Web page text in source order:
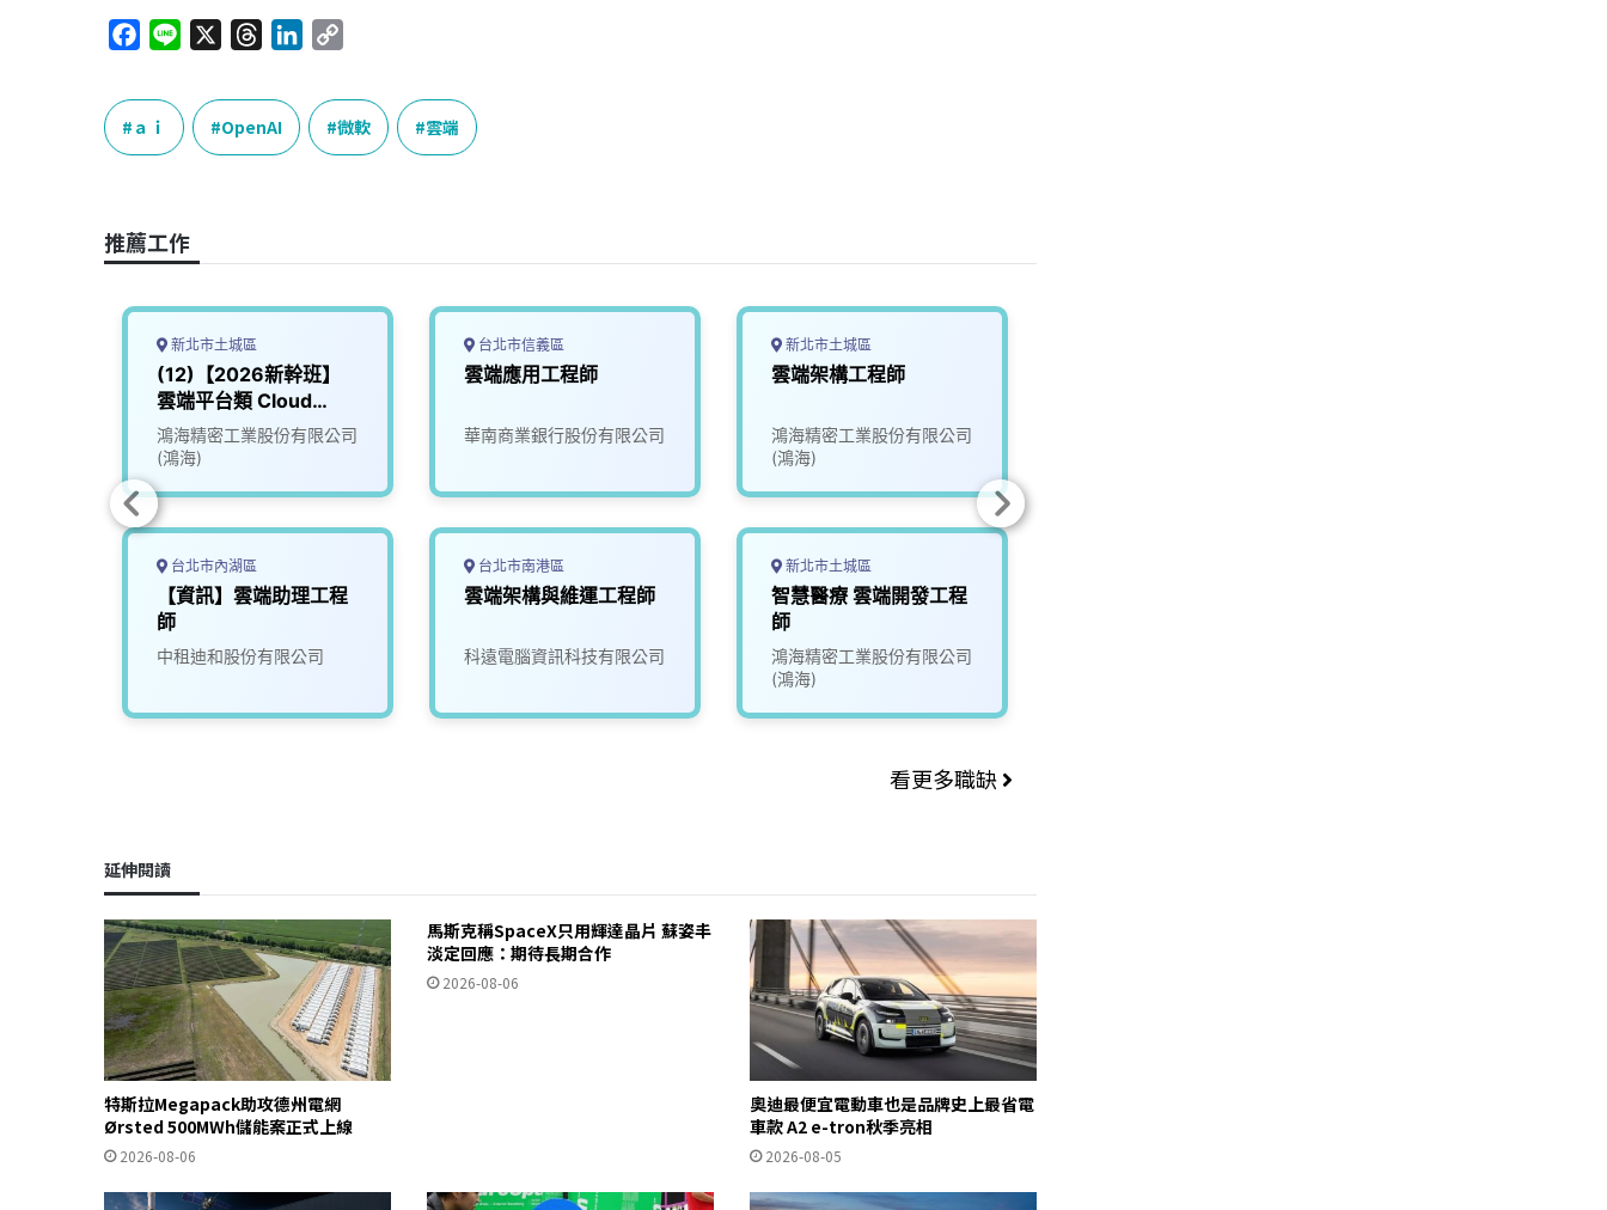
c
e
b
k
e
r
e
a
k
p
y
L
ａｉ OpenAI 微軟 雲端
推薦工作
新北市土城區
(12)【2026新幹班】
雲端平台類 Cloud
Platform
鴻海精密工業股份有限公司
(鴻海)
台北市內湖區
【資訊】雲端助理工程
師
中租迪和股份有限公司
台北市信義區
雲端應用工程師
華南商業銀行股份有限公司
台北市南港區
雲端架構與維運工程師
科遠電腦資訊科技有限公司
新北市土城區
雲端架構工程師
鴻海精密工業股份有限公司
(鴻海)
新北市土城區
智慧醫療 雲端開發工程
師
鴻海精密工業股份有限公司
(鴻海)
看更多職缺
延伸閱讀
特斯拉Megapack助攻德州電網
Ørsted 500MWh儲能案正式上線
2026-08-06
馬斯克稱SpaceX只用輝達晶片 蘇姿丰
淡定回應：期待長期合作
2026-08-06
奧迪最便宜電動車也是品牌史上最省電
車款 A2 e-tron秋季亮相
2026-08-05